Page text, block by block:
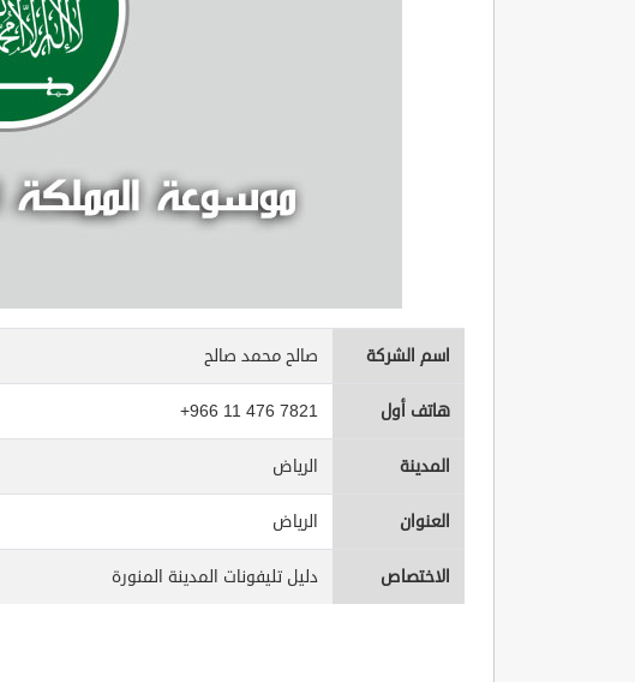
اسم الشركة صالح محمد صالح
هاتف أول +966 11 476 7821
المدينة الرياض
العنوان الرياض
الاختصاص دليل تليفونات المدينة المنورة